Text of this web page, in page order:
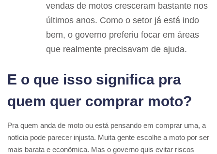
vendas de motos cresceram bastante nos
últimos anos. Como o setor já está indo
bem, o governo preferiu focar em áreas
que realmente precisavam de ajuda.
E o que isso significa pra
quem quer comprar moto?
Pra quem anda de moto ou está pensando em comprar uma, a
notícia pode parecer injusta. Muita gente escolhe a moto por ser
mais barata e econômica. Mas o governo quis evitar riscos